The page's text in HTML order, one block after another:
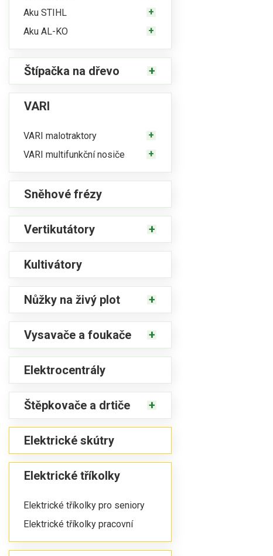
Aku STIHL
Aku AL-KO
Štípačka na dřevo
VARI
VARI malotraktory
VARI multifunkční nosiče
Sněhové frézy
Vertikutátory
Kultivátory
Nůžky na živý plot
Vysavače a foukače
Elektrocentrály
Štěpkovače a drtiče
Elektrické skútry
Elektrické tříkolky
Elektrické tříkolky pro seniory
Elektrické tříkolky pracovní